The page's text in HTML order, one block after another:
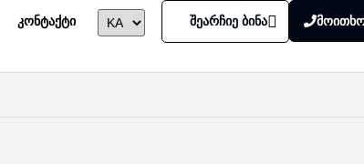
კონტაქტი შეარჩიე ბინა